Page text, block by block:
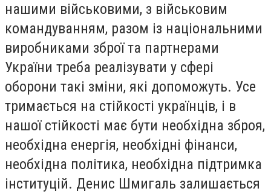
нашими військовими, з військовим
командуванням, разом із національними
виробниками зброї та партнерами
України треба реалізувати у сфері
оборони такі зміни, які допоможуть. Усе
тримається на стійкості українців, і в
нашої стійкості має бути необхідна зброя,
необхідна енергія, необхідні фінанси,
необхідна політика, необхідна підтримка
інституцій. Денис Шмигаль залишається